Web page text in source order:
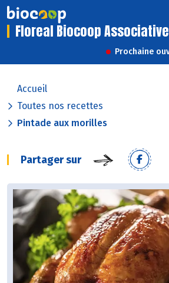
Floreal Biocoop Associative
Prochaine
Accueil
Toutes nos recettes
Pintade aux morilles
Partager sur